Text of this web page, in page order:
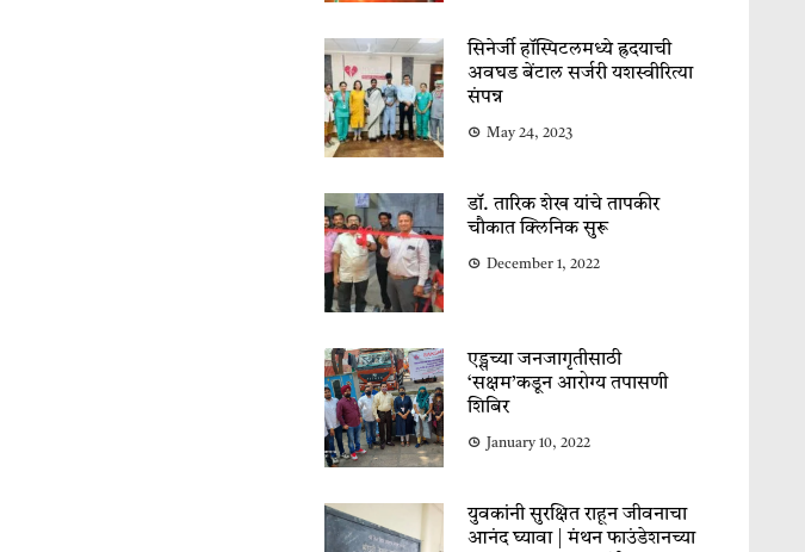
सिनेर्जी हॉस्पिटलमध्ये ह्रदयाची
अवघड बेंटाल सर्जरी यशस्वीरित्या
संपन्न
May 24, 2023
डॉ. तारिक शेख यांचे तापकीर
चौकात क्लिनिक सुरू
December 1, 2022
एड्सच्या जनजागृतीसाठी
‘सक्षम’कडून आरोग्य तपासणी
शिबिर
January 10, 2022
युवकांनी सुरक्षित राहून जीवनाचा
आनंद घ्यावा | मंथन फाउंडेशनच्या